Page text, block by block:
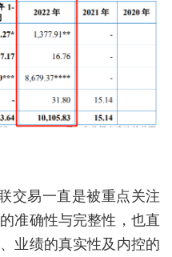
交易一直是被重点关注
准确性与完整性，也直
业绩的真实性及内控的